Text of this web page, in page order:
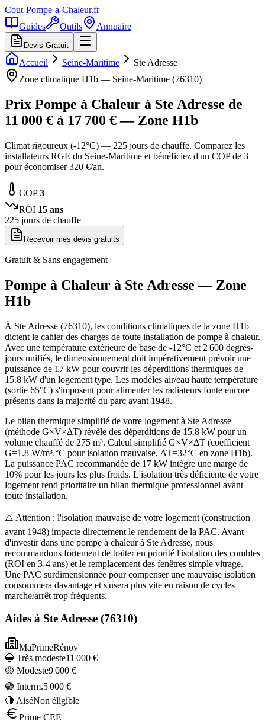
Cout-Pompe-a-Chaleur.fr
Guides
Outils Annuaire
Devis Gratuit
Accueil Seine-Maritime
Ste Adresse
Zone climatique H1b — Seine-Maritime (76310)
Prix Pompe à Chaleur à Ste Adresse de
11 000 € à 17 700 € — Zone H1b
Climat rigoureux (-12°C) — 225 jours de chauffe. Comparez les
installateurs RGE du Seine-Maritime et bénéficiez d'un COP de 3
pour économiser 320 €/an.
COP3
ROI 15 ans
225 jours de chauffe
Recevoir mes devis gratuits
Gratuit & Sans engagement
Pompe à Chaleur à Ste Adresse — Zone
H1b
À Ste Adresse (76310), les conditions climatiques de la zone H1b
dictent le cahier des charges de toute installation de pompe à chaleur.
Avec une température extérieure de base de -12°C et 2 600 degrés-
jours unifiés, le dimensionnement doit impérativement prévoir une
puissance de 17 kW pour couvrir les déperditions thermiques de
15.8 kW d'un logement type. Les modèles air/eau haute température
(sortie 65°C) s'imposent pour alimenter les radiateurs fonte encore
présents dans la majorité du parc avant 1948.
Le bilan thermique simplifié de votre logement à Ste Adresse
(méthode G×V×ΔT) révèle des déperditions de 15.8 kW pour un
volume chauffé de 275 m³. Calcul simplifié G×V×ΔT (coefficient
G=1.8 W/m³.°C pour isolation mauvaise, ΔT=32°C en zone H1b).
La puissance PAC recommandée de 17 kW intègre une marge de
10% pour les jours les plus froids. L'isolation très déficiente de votre
logement rend prioritaire un bilan thermique professionnel avant
toute installation.
⚠️ Attention : l'isolation mauvaise de votre logement (construction
avant 1948) impacte directement le rendement de la PAC. Avant
d'investir dans une pompe à chaleur à Ste Adresse, nous
recommandons fortement de traiter en priorité l'isolation des combles
(ROI en 3-4 ans) et le remplacement des fenêtres simple vitrage.
Une PAC surdimensionnée pour compenser une mauvaise isolation
consommera davantage et s'usera plus vite en raison de cycles
marche/arrêt trop fréquents.
Aides à Ste Adresse (76310)
MaPrimeRénov'
🔵 Très modeste11 000 €
🟡 Modeste9 000 €
🟣 Interm.5 000 €
🔴 AiséNon éligible
Prime CEE